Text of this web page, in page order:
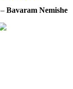
– Bavaram Nemishe